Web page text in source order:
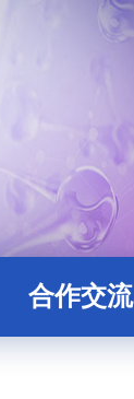
合作交流